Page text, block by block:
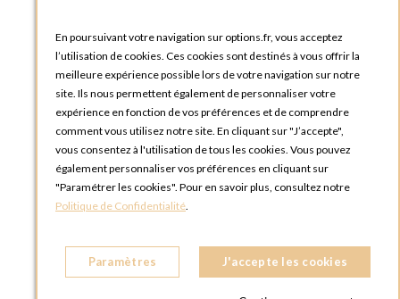
Tutoriels
OPTIONS LUXEMBOURG
13 rue Paul Rischard
5324 Contern
LUXEMBOURG
BOUTIQUE OPTIONS LUXEMBOURG
En poursuivant votre navigation sur options.fr, vous acceptez
l’utilisation de cookies. Ces cookies sont destinés à vous offrir la
meilleure expérience possible lors de votre navigation sur notre
site. Ils nous permettent également de personnaliser votre
expérience en fonction de vos préférences et de comprendre
comment vous utilisez notre site. En cliquant sur "J’accepte",
vous consentez à l'utilisation de tous les cookies. Vous pouvez
également personnaliser vos préférences en cliquant sur
"Paramétrer les cookies". Pour en savoir plus, consultez notre
Politique de Confidentialité.
Paramètres J'accepte les cookies